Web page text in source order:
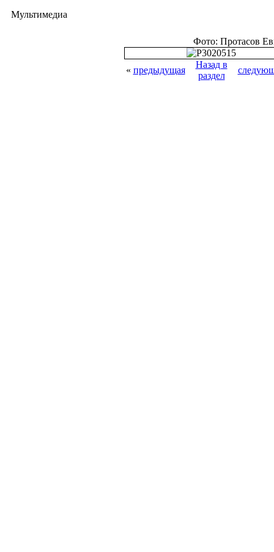
Мультимедиа
Фото: Протасов
« предыдущая
Назад в
раздел